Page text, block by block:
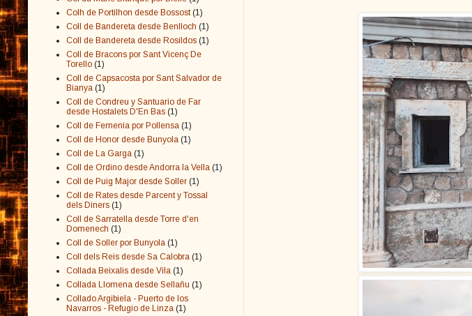
Colh de Portilhon desde Bossost (1)
Coll de Bandereta desde Benlloch (1)
Coll de Bandereta desde Rosildos (1)
Coll de Bracons por Sant Vicenç De
Torello (1)
Coll de Capsacosta por Sant Salvador de
Bianya (1)
Coll de Condreu y Santuario de Far
desde Hostalets D'En Bas (1)
Coll de Femenía por Pollensa (1)
Coll de Honor desde Bunyola (1)
Coll de La Garga (1)
Coll de Ordino desde Andorra la Vella (1)
Coll de Puig Major desde Soller (1)
Coll de Rates desde Parcent y Tossal
dels Diners (1)
Coll de Sarratella desde Torre d'en
Domenech (1)
Coll de Soller por Bunyola (1)
Coll dels Reis desde Sa Calobra (1)
Collada Beixalis desde Vila (1)
Collada Llomena desde Sellañu (1)
Collado Argibiela - Puerto de los
Navarros - Refugio de Linza (1)